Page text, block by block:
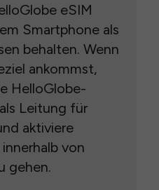
eSIM
Smartphone als
behalten. Wenn
ankommst,
HelloGlobe-
Leitung für
aktiviere
von
gehen.